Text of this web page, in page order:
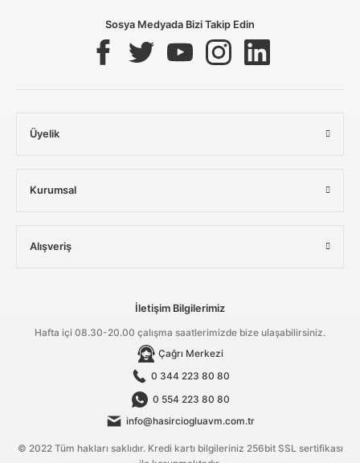
Sosya Medyada Bizi Takip Edin
Üyelik
Kurumsal
Alışveriş
İletişim Bilgilerimiz
Hafta içi 08.30-20.00 çalışma saatlerimizde bize ulaşabilirsiniz.
Çağrı Merkezi
0 344 223 80 80
0 554 223 80 80
info@hasirciogluavm.com.tr
© 2022 Tüm hakları saklıdır. Kredi kartı bilgileriniz 256bit SSL sertifikası